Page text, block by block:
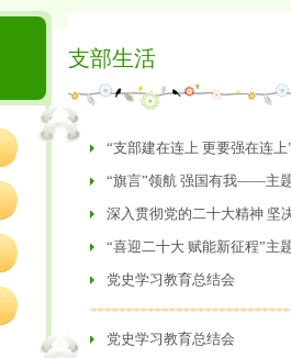
支部生活
“支部建在连上 更要强在连
“旗言”领航 强国有我——主
深入贯彻党的二十大精神 坚
“喜迎二十大 赋能新征程”主
党史学习教育总结会
党史学习教育总结会